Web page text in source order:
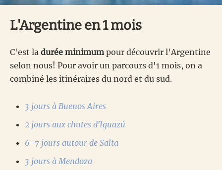
L'Argentine en 1 mois
C'est la durée minimumpour découvrir l'Argentine
selon nous! Pour avoir un parcours d'1 mois, on a
combiné les itinéraires du nord et du sud.
3 jours à Buenos Aires
2 jours aux chutes d'Iguazú
6-7 jours autour de Salta
3 jours à Mendoza